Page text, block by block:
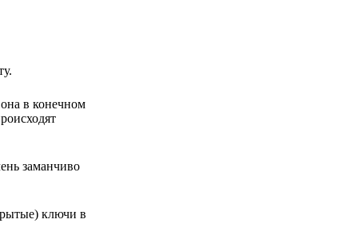
в конечном
заманчиво
ключи в